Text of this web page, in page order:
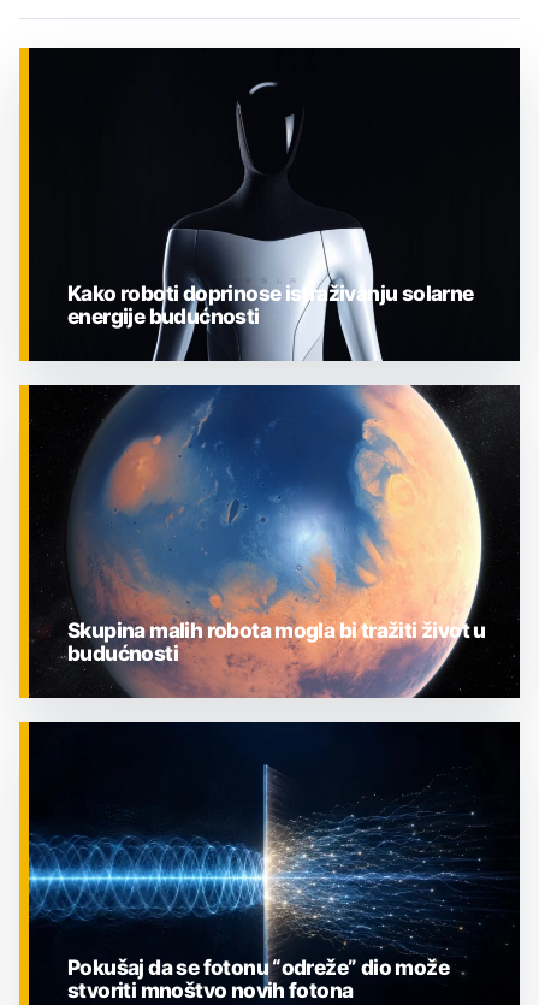
ZNANOST
Kako roboti doprinose istraživanju solarne
energije budućnosti
Skupina malih robota mogla bi tražiti život u
budućnosti
Pokušaj da se fotonu “odreže” dio može
stvoriti mnoštvo novih fotona